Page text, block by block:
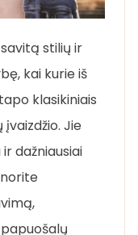
stilių ir
kai kurie iš
klasikiniais
Jie
dažniausiai